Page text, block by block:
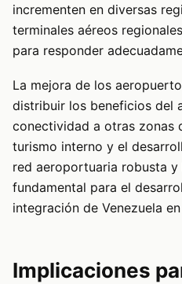
incrementen en diversas
terminales aéreos
para responder
La mejora de los
distribuir los beneficios del
conectividad a otras zonas
turismo interno y el
red aeroportuaria robusta
fundamental para el
integración de Venezuela
Implicaciones